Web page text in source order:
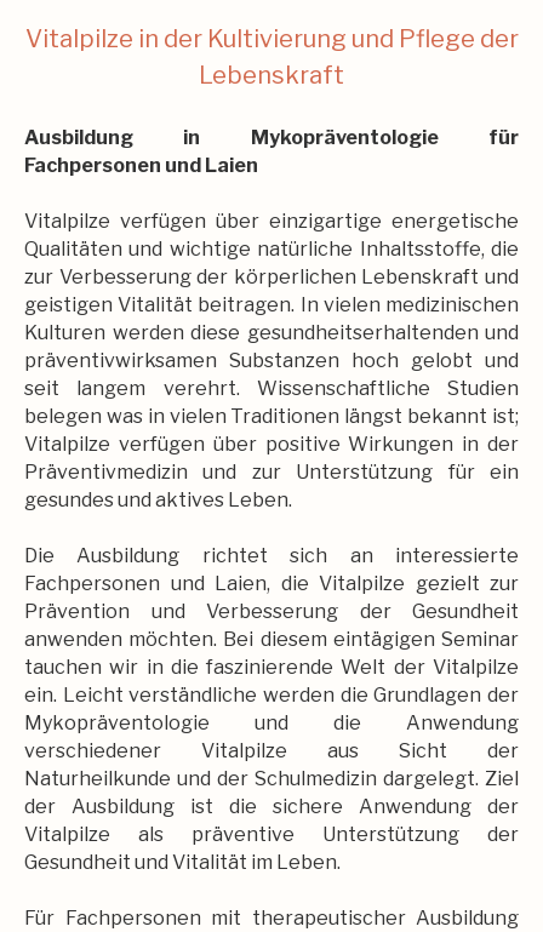
Vitalpilze in der Kultivierung und Pflege der
Lebenskraft
Ausbildung in Mykopräventologie für
Fachpersonen und Laien
Vitalpilze verfügen über einzigartige energetische
Qualitäten und wichtige natürliche Inhaltsstoffe, die
zur Verbesserung der körperlichen Lebenskraft und
geistigen Vitalität beitragen. In vielen medizinischen
Kulturen werden diese gesundheitserhaltenden und
präventivwirksamen Substanzen hoch gelobt und
seit langem verehrt. Wissenschaftliche Studien
belegen was in vielen Traditionen längst bekannt ist;
Vitalpilze verfügen über positive Wirkungen in der
Präventivmedizin und zur Unterstützung für ein
gesundes und aktives Leben.
Die Ausbildung richtet sich an interessierte
Fachpersonen und Laien, die Vitalpilze gezielt zur
Prävention und Verbesserung der Gesundheit
anwenden möchten. Bei diesem eintägigen Seminar
tauchen wir in die faszinierende Welt der Vitalpilze
ein. Leicht verständliche werden die Grundlagen der
Mykopräventologie und die Anwendung
verschiedener Vitalpilze aus Sicht der
Naturheilkunde und der Schulmedizin dargelegt. Ziel
der Ausbildung ist die sichere Anwendung der
Vitalpilze als präventive Unterstützung der
Gesundheit und Vitalität im Leben.
Für Fachpersonen mit therapeutischer Ausbildung